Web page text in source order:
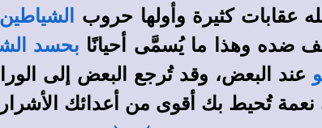
عقابات كثيرة وأولها حروب الشياطين
ضده وهذا ما يُسمَّى أحيانًا بحسد
عند البعض، وقد تُرجع البعض إلى
تُحيط بك أقوى من أعدائك